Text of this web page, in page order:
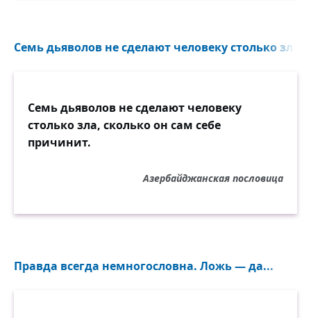
Семь дьяволов не сделают человеку столько зла,
Семь дьяволов не сделают человеку
столько зла, сколько он сам себе
причинит.
Азербайджанская пословица
Правда всегда немногословна. Ложь — да...